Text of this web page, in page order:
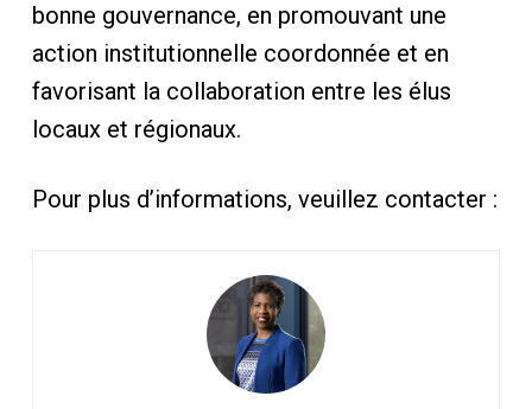
bonne gouvernance, en promouvant une
action institutionnelle coordonnée et en
favorisant la collaboration entre les élus
locaux et régionaux.
Pour plus d’informations, veuillez contacter :